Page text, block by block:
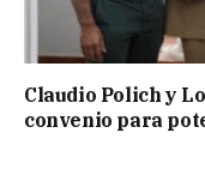
Claudio Polich y
convenio para